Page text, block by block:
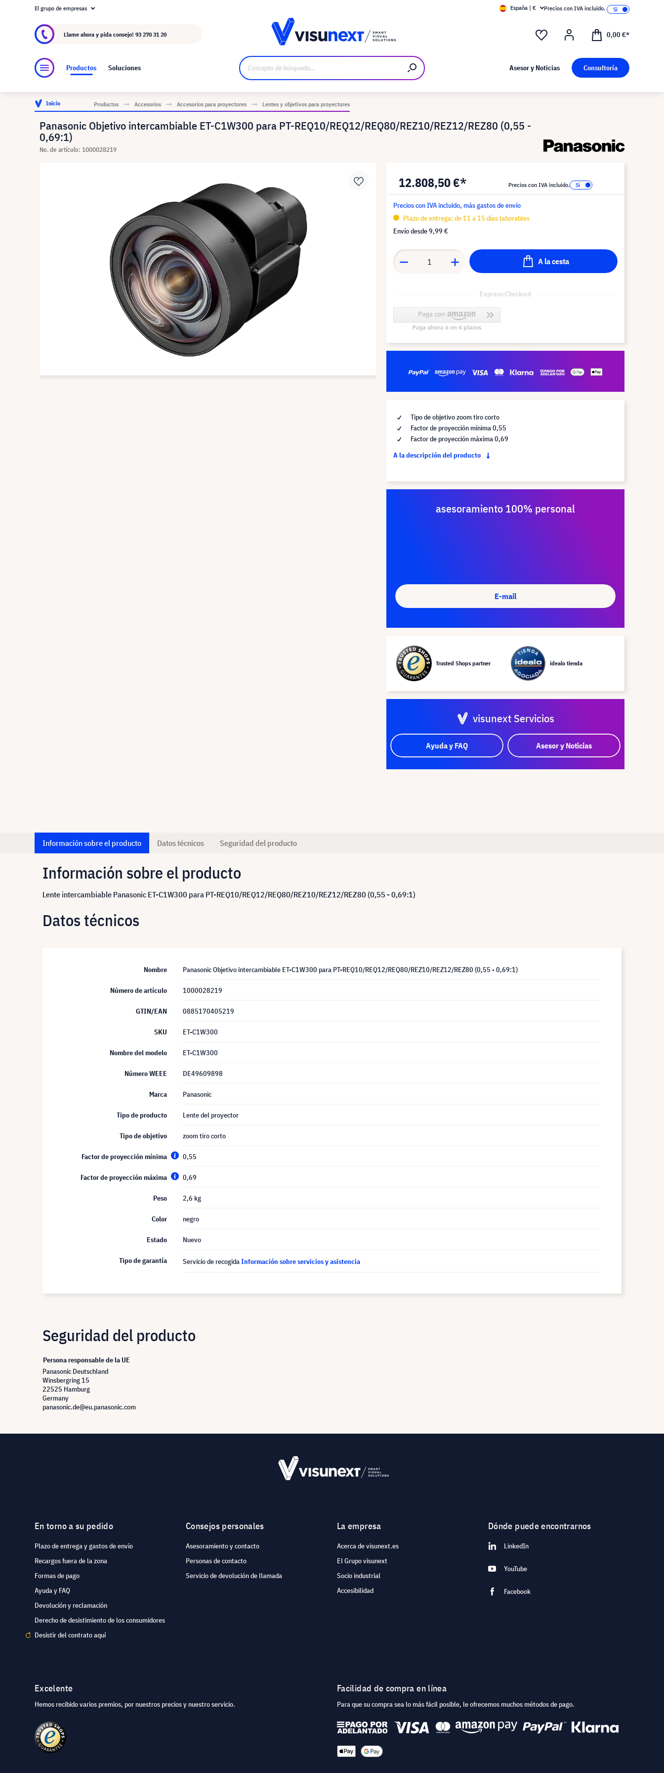
Acerca de visunext.es
El grupo de empresas España | € Precios con IVA incluido.
Llame ahora y pida consejo! 93 270 31 20 0,00 €*
Productos Soluciones Asesor y Noticias Consultoría
Inicio Productos Accesorios Accesorios para proyectores Lentes y objetivos para proyectores
Panasonic Objetivo intercambiable ET-C1W300 para PT-REQ10/REQ12/REQ80/REZ10/REZ12/REZ80 (0,55 -
0,69:1)
No. de artículo: 1000028219
12.808,50 €* Precios con IVA incluido.
Precios con IVA incluido, más gastos de envío
Plazo de entrega: de 11 a 15 días laborables
Envío desde9,99 €
A la cesta
Express-Checkout
Tipo de objetivo zoom tiro corto
Factor de proyección mínima 0,55
Factor de proyección máxima 0,69
A la descripción del producto
asesoramiento 100% personal
E-mail
Trusted Shops partner idealo tienda
visunext Servicios
Ayuda y FAQ Asesor y Noticias
Información sobre el producto Datos técnicos Seguridad del producto
Información sobre el producto
Lente intercambiable Panasonic ET-C1W300 para PT-REQ10/REQ12/REQ80/REZ10/REZ12/REZ80 (0,55 - 0,69:1)
Datos técnicos
Nombre Panasonic Objetivo intercambiable ET-C1W300 para PT-REQ10/REQ12/REQ80/REZ10/REZ12/REZ80 (0,55 - 0,69:1)
Número de artículo 1000028219
GTIN/EAN 0885170405219
SKU ET-C1W300
Nombre del modelo ET-C1W300
Número WEEE DE49609898
Marca Panasonic
Tipo de producto Lente del proyector
Tipo de objetivo zoom tiro corto
Factor de proyección mínima 0,55
Factor de proyección máxima 0,69
Peso 2,6 kg
Color negro
Estado Nuevo
Tipo de garantía Servicio de recogidaInformación sobre servicios y asistencia
Seguridad del producto
Persona responsable de la UE
Panasonic Deutschland
Winsbergring 15
22525 Hamburg
Germany
panasonic.de@eu.panasonic.com
En torno a su pedido
Plazo de entrega y gastos de envío
Recargos fuera de la zona
Formas de pago
Ayuda y FAQ
Devolución y reclamación
Derecho de desistimiento de los consumidores
Desistir del contrato aquí
Consejos personales
Asesoramiento y contacto
Personas de contacto
Servicio de devolución de llamada
La empresa
Acerca de visunext.es
El Grupo visunext
Socio industrial
Accesibilidad
Dónde puede encontrarnos
LinkedIn
YouTube
Facebook
Excelente
Hemos recibido varios premios, por nuestros precios y nuestro servicio.
Facilidad de compra en línea
Para que su compra sea lo más fácil posible, le ofrecemos muchos métodos de pago.